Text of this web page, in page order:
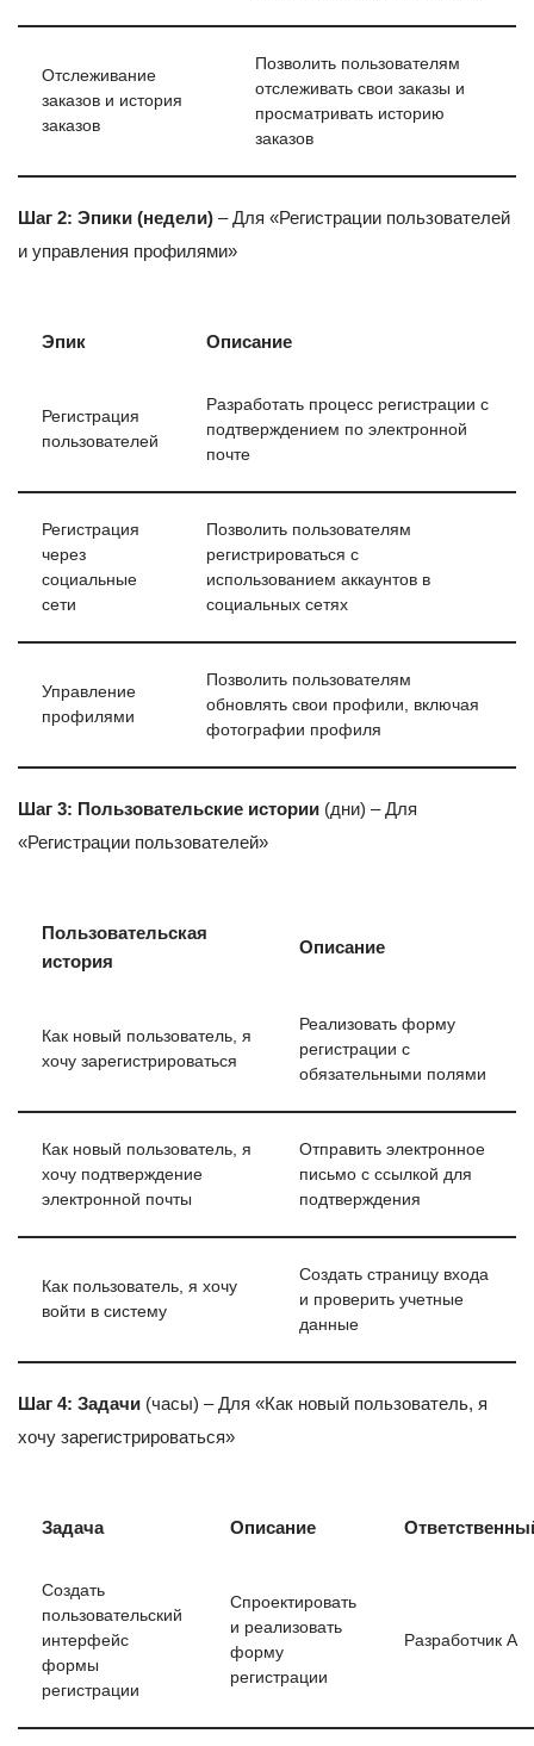
Отслеживание
заказов и история
заказов
Позволить пользователям
отслеживать свои заказы и
просматривать историю
заказов
Шаг 2: Эпики (недели) – Для «Регистрации пользователей
и управления профилями»
Эпик Описание
Регистрация
пользователей
Разработать процесс регистрации с
подтверждением по электронной
почте
Регистрация
через
социальные
сети
Позволить пользователям
регистрироваться с
использованием аккаунтов в
социальных сетях
Управление
профилями
Позволить пользователям
обновлять свои профили, включая
фотографии профиля
Шаг 3: Пользовательские истории (дни) – Для
«Регистрации пользователей»
Пользовательская
история
Описание
Как новый пользователь, я
хочу зарегистрироваться
Реализовать форму
регистрации с
обязательными полями
Как новый пользователь, я
хочу подтверждение
электронной почты
Отправить электронное
письмо с ссылкой для
подтверждения
Как пользователь, я хочу
войти в систему
Создать страницу входа
и проверить учетные
данные
Шаг 4: Задачи (часы) – Для «Как новый пользователь, я
хочу зарегистрироваться»
Задача Описание
Создать
пользовательский
интерфейс
формы
регистрации
Спроектировать
и реализовать
форму
регистрации
Разработчик А